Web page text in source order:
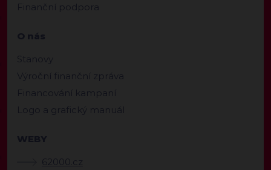
Finanční podpora
O nás
Stanovy
Výroční finanční zpráva
Financování kampaní
Logo a grafický manuál
WEBY
62000.cz